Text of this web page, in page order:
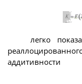
легко
аддитивности